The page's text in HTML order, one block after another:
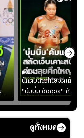
ม
ห้
02:40
นักตบสาวไทยจัดเต็ม
"บุ๋มบิ๋ม ชัชชุอร" คัม
แบ็ก ศึก" SEA V
CUP 2026" เลก
สอง!!
ดูทั้งหมด